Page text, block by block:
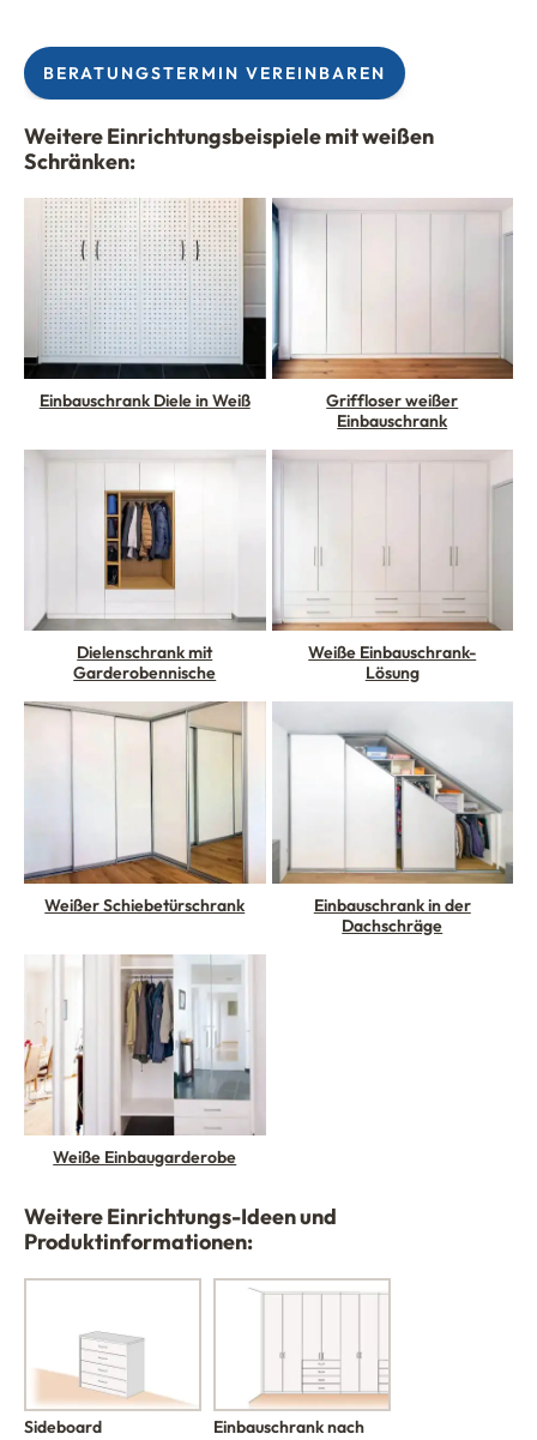
BERATUNGSTERMIN VEREINBAREN
Weitere Einrichtungsbeispiele mit weißen
Schränken:
Einbauschrank Diele in Weiß
Griffloser weißer
Einbauschrank
Dielenschrank mit
Garderobennische
Weiße Einbauschrank-
Lösung
Weißer Schiebetürschrank
Einbauschrank in der
Dachschräge
Weiße Einbaugarderobe
Weitere Einrichtungs-Ideen und
Produktinformationen:
Sideboard
Einbauschrank nach